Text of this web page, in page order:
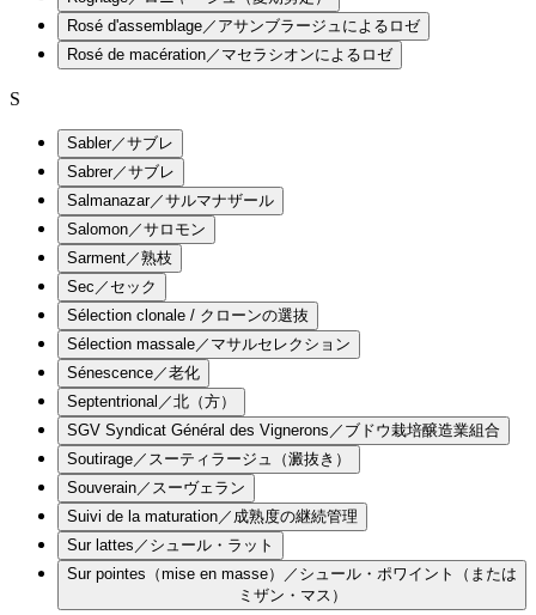
Rosé d'assemblage／アサンブラージュによるロゼ
Rosé de macération／マセラシオンによるロゼ
S
Sabler／サブレ
Sabrer／サブレ
Salmanazar／サルマナザール
Salomon／サロモン
Sarment／熟枝
Sec／セック
Sélection clonale / クローンの選抜
Sélection massale／マサルセレクション
Sénescence／老化
Septentrional／北（方）
SGV Syndicat Général des Vignerons／ブドウ栽培醸造業組合
Soutirage／スーティラージュ（澱抜き）
Souverain／スーヴェラン
Suivi de la maturation／成熟度の継続管理
Sur lattes／シュール・ラット
Sur pointes（mise en masse）／シュール・ポワイント（または
ミザン・マス）